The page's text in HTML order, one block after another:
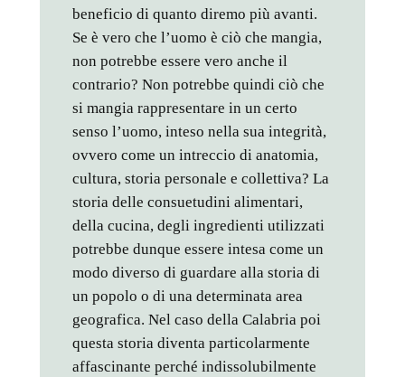
beneficio di quanto diremo più avanti.
Se è vero che l’uomo è ciò che mangia,
non potrebbe essere vero anche il
contrario? Non potrebbe quindi ciò che
si mangia rappresentare in un certo
senso l’uomo, inteso nella sua integrità,
ovvero come un intreccio di anatomia,
cultura, storia personale e collettiva? La
storia delle consuetudini alimentari,
della cucina, degli ingredienti utilizzati
potrebbe dunque essere intesa come un
modo diverso di guardare alla storia di
un popolo o di una determinata area
geografica. Nel caso della Calabria poi
questa storia diventa particolarmente
affascinante perché indissolubilmente